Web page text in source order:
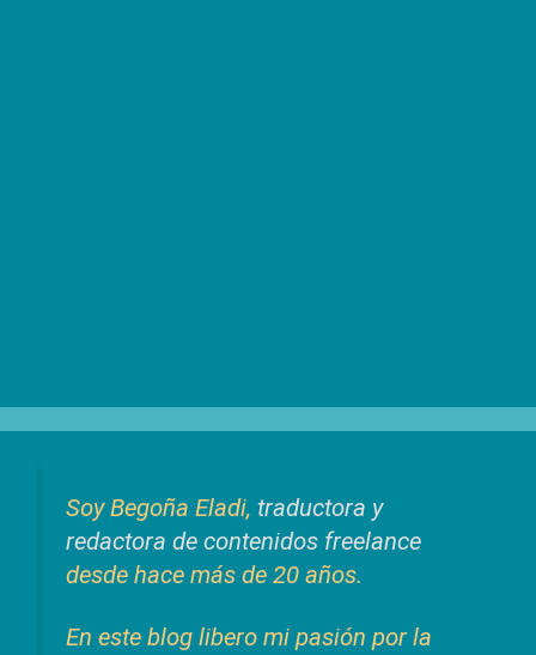
Soy Begoña Eladi, traductora y
redactora de contenidos freelance
desde hace más de 20 años.
En este blog libero mi pasión por la